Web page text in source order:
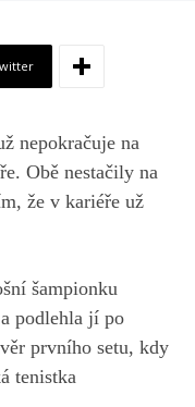
nepokračuje na
Obě nestačily na
že v kariéře už
šampionku
podlehla jí po
prvního setu, kdy
tenistka